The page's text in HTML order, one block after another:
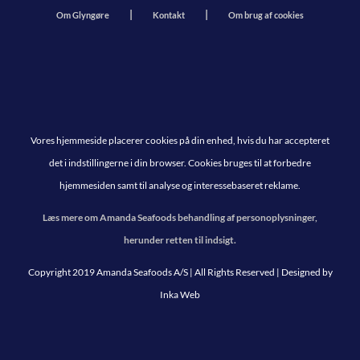
Om Glyngøre Kontakt Om brug af cookies
Vores hjemmeside placerer cookies på din enhed, hvis du har accepteret
det i indstillingerne i din browser. Cookies bruges til at forbedre
hjemmesiden samt til analyse og interessebaseret reklame.
Læs mere om Amanda Seafoods behandling af personoplysninger,
herunder retten til indsigt.
Copyright 2019 Amanda Seafoods A/S | All Rights Reserved | Designed by
Inka Web